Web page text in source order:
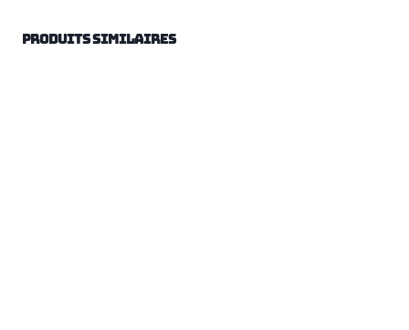
Produits similaires